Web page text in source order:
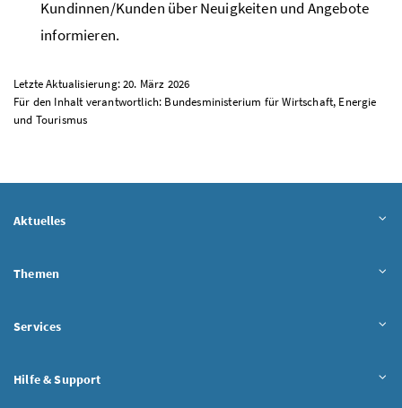
Kundinnen/Kunden über Neuigkeiten und Angebote
informieren.
Letzte Aktualisierung: 20. März 2026
Für den Inhalt verantwortlich: Bundesministerium für Wirtschaft, Energie
und Tourismus
Aktuelles
Themen
Services
Hilfe & Support